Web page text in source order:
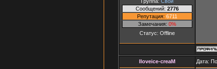
Сообщений: 2776
Репутация: 6711
Замечания: 0%
Статус: Offline
Iloveice-creaM Дата: